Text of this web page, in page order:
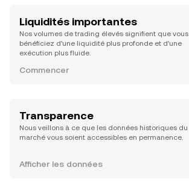
Liquidités importantes
Nos volumes de trading élevés signifient que vous
bénéficiez d'une liquidité plus profonde et d'une
exécution plus fluide.
Commencer
Transparence
Nous veillons à ce que les données historiques du
marché vous soient accessibles en permanence.
Afficher les données